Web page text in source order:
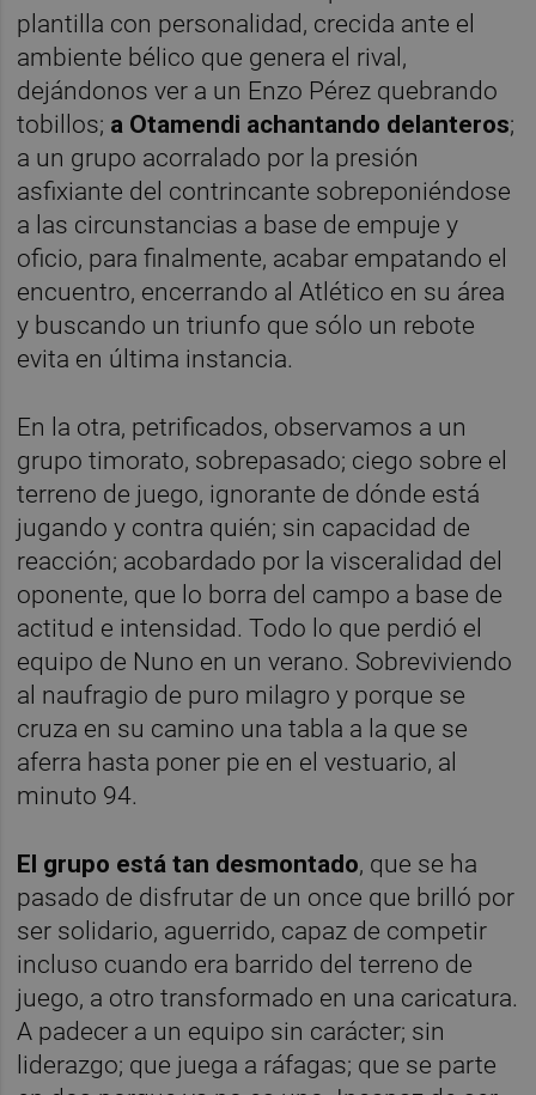
plantilla con personalidad, crecida ante el
ambiente bélico que genera el rival,
dejándonos ver a un Enzo Pérez quebrando
tobillos; a Otamendi achantando delanteros;
a un grupo acorralado por la presión
asfixiante del contrincante sobreponiéndose
a las circunstancias a base de empuje y
oficio, para finalmente, acabar empatando el
encuentro, encerrando al Atlético en su área
y buscando un triunfo que sólo un rebote
evita en última instancia.
En la otra, petrificados, observamos a un
grupo timorato, sobrepasado; ciego sobre el
terreno de juego, ignorante de dónde está
jugando y contra quién; sin capacidad de
reacción; acobardado por la visceralidad del
oponente, que lo borra del campo a base de
actitud e intensidad. Todo lo que perdió el
equipo de Nuno en un verano. Sobreviviendo
al naufragio de puro milagro y porque se
cruza en su camino una tabla a la que se
aferra hasta poner pie en el vestuario, al
minuto 94.
El grupo está tan desmontado, que se ha
pasado de disfrutar de un once que brilló por
ser solidario, aguerrido, capaz de competir
incluso cuando era barrido del terreno de
juego, a otro transformado en una caricatura.
A padecer a un equipo sin carácter; sin
liderazgo; que juega a ráfagas; que se parte